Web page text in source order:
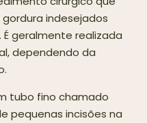
indesejados
geralmente realizada
dependendo da
tubo fino chamado
pequenas incisões na